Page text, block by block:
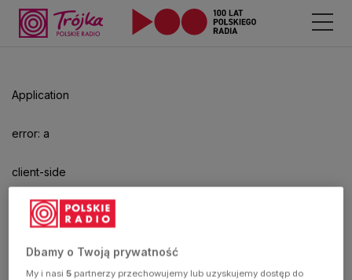
Application
error: a
client-side
exception
has
aby
odtwarzać.
Dbamy o Twoją prywatność
My i nasi5 partnerzy przechowujemy lub uzyskujemy dostęp do